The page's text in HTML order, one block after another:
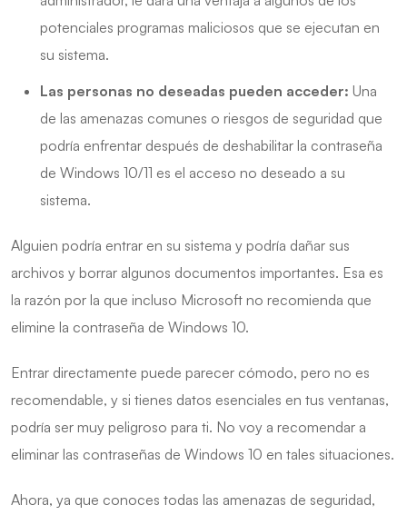
potenciales programas maliciosos que se ejecutan en
su sistema.
Las personas no deseadas pueden acceder: Una
de las amenazas comunes o riesgos de seguridad que
podría enfrentar después de deshabilitar la contraseña
de Windows 10/11 es el acceso no deseado a su
sistema.
Alguien podría entrar en su sistema y podría dañar sus
archivos y borrar algunos documentos importantes. Esa es
la razón por la que incluso Microsoft no recomienda que
elimine la contraseña de Windows 10.
Entrar directamente puede parecer cómodo, pero no es
recomendable, y si tienes datos esenciales en tus ventanas,
podría ser muy peligroso para ti. No voy a recomendar a
eliminar las contraseñas de Windows 10 en tales situaciones.
Ahora, ya que conoces todas las amenazas de seguridad,